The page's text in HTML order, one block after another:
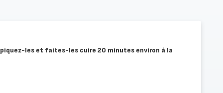
les et faites-les cuire 20 minutes environ à la